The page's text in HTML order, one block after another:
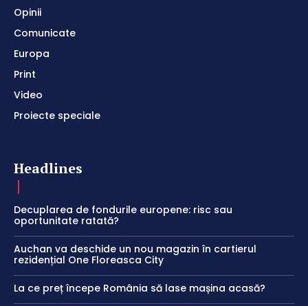
Opinii
Comunicate
Europa
Print
Video
Proiecte speciale
Headlines
Decuplarea de fondurile europene: risc sau
oportunitate ratată?
Auchan va deschide un nou magazin în cartierul
rezidențial One Floreasca City
La ce preț începe România să lase mașina acasă?